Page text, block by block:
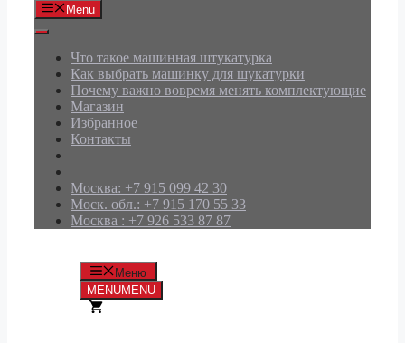
Menu
Что такое машинная штукатурка
Как выбрать машинку для шукатурки
Почему важно вовремя менять комплектующие
Магазин
Избранное
Контакты
Москва: +7 915 099 42 30
Моск. обл.: +7 915 170 55 33
Москва : +7 926 533 87 87
Меню
MENUMENU